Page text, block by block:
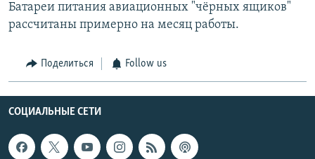
Батареи питания авиационных "чёрных ящиков"
рассчитаны примерно на месяц работы.
Поделиться Follow us
СОЦИАЛЬНЫЕ СЕТИ